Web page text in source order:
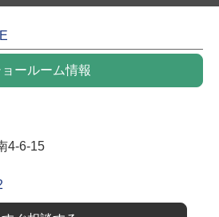
ョールーム情報
4-6-15